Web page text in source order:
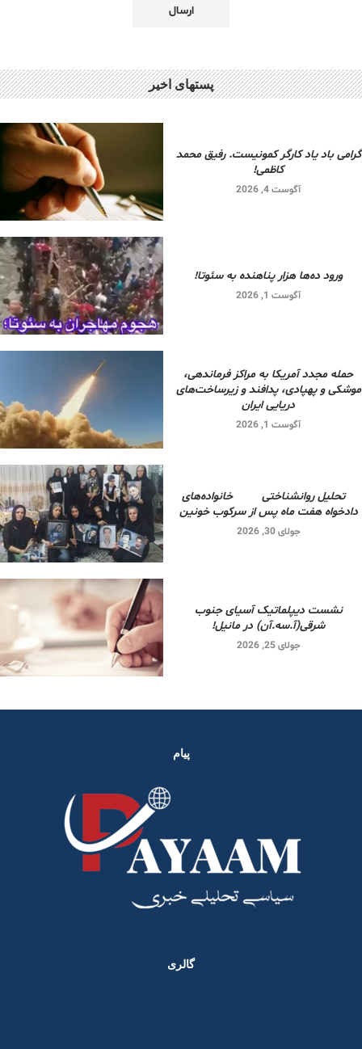
پستهای اخیر
گرامی باد یاد کارگر کمونیست. رفیق محمد
کاظمی!
آگوست 4, 2026
ورود ده‌ها هزار پناهنده به سئوتا!
آگوست 1, 2026
حمله مجدد آمریکا به مراکز فرماندهی،
موشکی و پهپادی، پدافند و زیرساخت‌های
دریایی ایران
آگوست 1, 2026
تحلیل روانشناختی خانواده‌های
دادخواه هفت ماه پس از سرکوب خونین
جولای 30, 2026
نشست دیپلماتیک آسیای جنوب
شرقی‌(آ.سه.آن) در مانیل!
جولای 25, 2026
پیام
گالری